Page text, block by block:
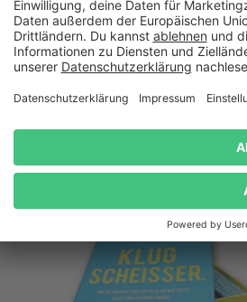
Toilettenpapier Sudoku - Klopapier
29,95 €